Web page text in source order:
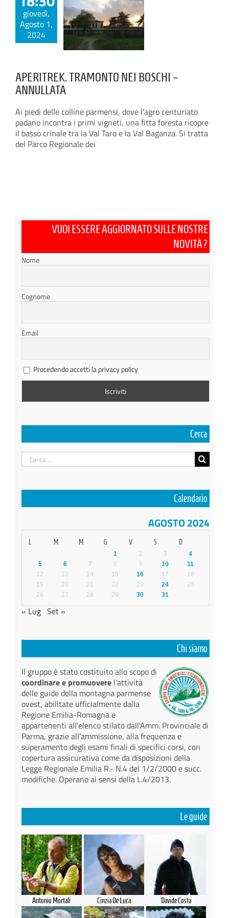
giovedì,
Agosto 1,
2024
APERITREK. TRAMONTO NEI BOSCHI –
ANNULLATA
Ai piedi delle colline parmensi, dove l'agro centuriato
padano incontra i primi vigneti, una fitta foresta ricopre
il basso crinale tra la Val Taro e la Val Baganza. Si tratta
del Parco Regionale dei
VUOI ESSERE AGGIORNATO SULLE NOSTRE
NOVITÀ?
Nome
Cognome
Email
Procedendo accetti la privacy policy
Cerca
Cerca
per:
Calendario
AGOSTO 2024
L M M G V S D
1 2 3
4
5
6 7 8 9 10
11
12
13 14 15 16 17
18
19
20 21 22 23 24
25
26
27 28 29 30 31
« Lug Set »
Chi siamo
Il gruppo è stato costituito allo scopo di
coordinare e promuoverel'attività
delle guide della montagna parmense
ovest, abilitate ufficialmente dalla
Regione Emilia-Romagna e
appartenenti all'elenco stilato dall'Amm. Provinciale di
Parma, grazie all'ammissione, alla frequenza e
superamento degli esami finali di specifici corsi, con
copertura assicurativa come da disposizioni della
Legge Regionale Emilia R.- N.4 del 1/2/2000 e succ.
modifiche. Operano ai sensi della L.4/2013.
Le guide
Antonio Mortali Cinzia De Luca Davide Costa